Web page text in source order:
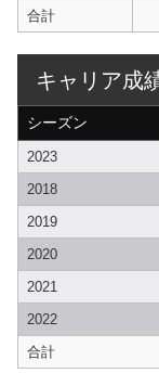
合計
キャリア成
シーズン
2023
2018
2019
2020
2021
2022
合計